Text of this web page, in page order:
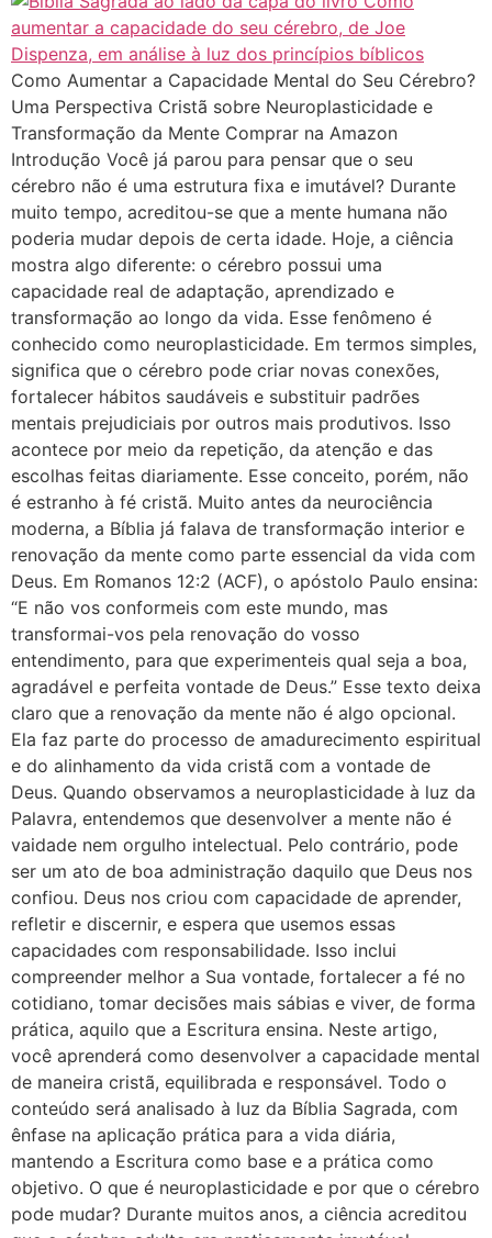
Como Aumentar a Capacidade Mental do Seu Cérebro?
Uma Perspectiva Cristã sobre Neuroplasticidade e
Transformação da Mente Comprar na Amazon
Introdução Você já parou para pensar que o seu
cérebro não é uma estrutura fixa e imutável? Durante
muito tempo, acreditou-se que a mente humana não
poderia mudar depois de certa idade. Hoje, a ciência
mostra algo diferente: o cérebro possui uma
capacidade real de adaptação, aprendizado e
transformação ao longo da vida. Esse fenômeno é
conhecido como neuroplasticidade. Em termos simples,
significa que o cérebro pode criar novas conexões,
fortalecer hábitos saudáveis e substituir padrões
mentais prejudiciais por outros mais produtivos. Isso
acontece por meio da repetição, da atenção e das
escolhas feitas diariamente. Esse conceito, porém, não
é estranho à fé cristã. Muito antes da neurociência
moderna, a Bíblia já falava de transformação interior e
renovação da mente como parte essencial da vida com
Deus. Em Romanos 12:2 (ACF), o apóstolo Paulo ensina:
“E não vos conformeis com este mundo, mas
transformai-vos pela renovação do vosso
entendimento, para que experimenteis qual seja a boa,
agradável e perfeita vontade de Deus.” Esse texto deixa
claro que a renovação da mente não é algo opcional.
Ela faz parte do processo de amadurecimento espiritual
e do alinhamento da vida cristã com a vontade de
Deus. Quando observamos a neuroplasticidade à luz da
Palavra, entendemos que desenvolver a mente não é
vaidade nem orgulho intelectual. Pelo contrário, pode
ser um ato de boa administração daquilo que Deus nos
confiou. Deus nos criou com capacidade de aprender,
refletir e discernir, e espera que usemos essas
capacidades com responsabilidade. Isso inclui
compreender melhor a Sua vontade, fortalecer a fé no
cotidiano, tomar decisões mais sábias e viver, de forma
prática, aquilo que a Escritura ensina. Neste artigo,
você aprenderá como desenvolver a capacidade mental
de maneira cristã, equilibrada e responsável. Todo o
conteúdo será analisado à luz da Bíblia Sagrada, com
ênfase na aplicação prática para a vida diária,
mantendo a Escritura como base e a prática como
objetivo. O que é neuroplasticidade e por que o cérebro
pode mudar? Durante muitos anos, a ciência acreditou